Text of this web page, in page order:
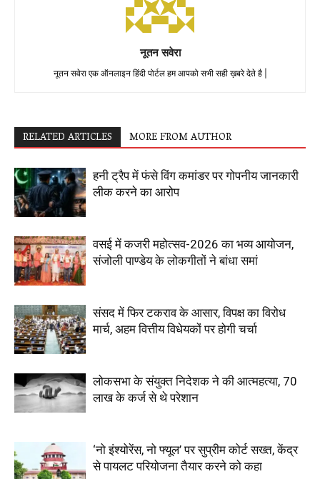
नूतन सवेरा
नूतन सवेरा एक ऑनलाइन हिंदी पोर्टल हम आपको सभी सही ख़बरे देते है |
RELATED ARTICLES MORE FROM AUTHOR
हनी ट्रैप में फंसे विंग कमांडर पर गोपनीय जानकारी
लीक करने का आरोप
वसई में कजरी महोत्सव-2026 का भव्य आयोजन,
संजोली पाण्डेय के लोकगीतों ने बांधा समां
संसद में फिर टकराव के आसार, विपक्ष का विरोध
मार्च, अहम वित्तीय विधेयकों पर होगी चर्चा
लोकसभा के संयुक्त निदेशक ने की आत्महत्या, 70
लाख के कर्ज से थे परेशान
‘नो इंश्योरेंस, नो फ्यूल’ पर सुप्रीम कोर्ट सख्त, केंद्र
से पायलट परियोजना तैयार करने को कहा